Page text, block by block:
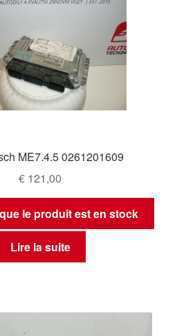
ME7.4.5 0261201609
€ 121,00
le produit est en stock
Lire la suite